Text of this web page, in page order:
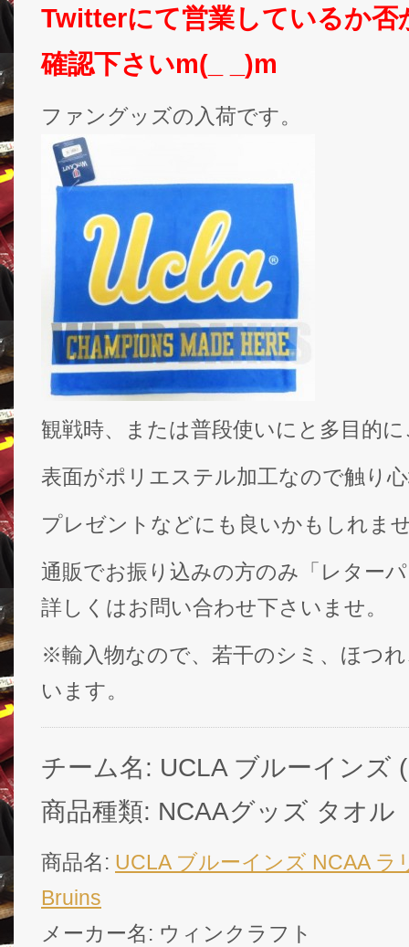
Twitterにて営業しているか否
確認下さいm(_ _)m
ファングッズの入荷です。
観戦時、または普段使いにと多目的
表面がポリエステル加工なので触り
プレゼントなどにも良いかもしれま
通販でお振り込みの方のみ「レター
詳しくはお問い合わせ下さいませ。
※輸入物なので、若干のシミ、ほつ
います。
チーム名: UCLA ブルーインズ
商品種類: NCAAグッズ タオル
商品名: UCLA ブルーインズ NCAA ラ
Bruins
メーカー名: ウィンクラフト